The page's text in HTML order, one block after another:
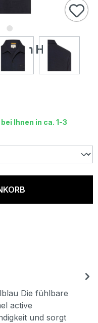
Arm Hemd
Ihnen in ca. 1-3
Die fühlbare
active
und sorgt